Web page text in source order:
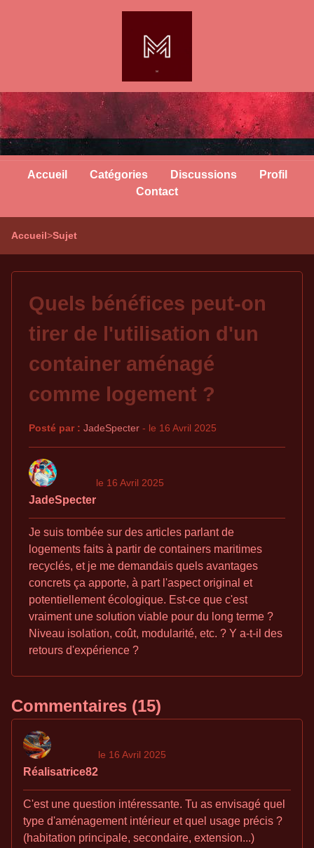
Accueil Catégories Discussions
Profil
Contact
Accueil>Sujet
Quels bénéfices peut-on
tirer de l'utilisation d'un
container aménagé
comme logement ?
Posté par : JadeSpecter - le 16 Avril 2025
JadeSpecter
le 16 Avril 2025
Je suis tombée sur des articles parlant de
logements faits à partir de containers maritimes
recyclés, et je me demandais quels avantages
concrets ça apporte, à part l'aspect original et
potentiellement écologique. Est-ce que c'est
vraiment une solution viable pour du long terme ?
Niveau isolation, coût, modularité, etc. ? Y a-t-il des
retours d'expérience ?
Commentaires (15)
Réalisatrice82
le 16 Avril 2025
C'est une question intéressante. Tu as envisagé quel
type d'aménagement intérieur et quel usage précis ?
(habitation principale, secondaire, extension...)